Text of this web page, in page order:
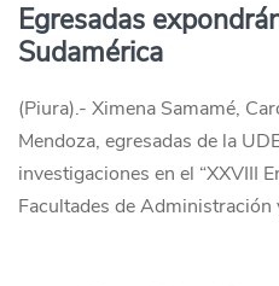
Egresadas
Sudamérica
(Piura).- Ximena Samamé,
Mendoza, egresadas de la
investigaciones en el “XXVIII
Facultades de Administración